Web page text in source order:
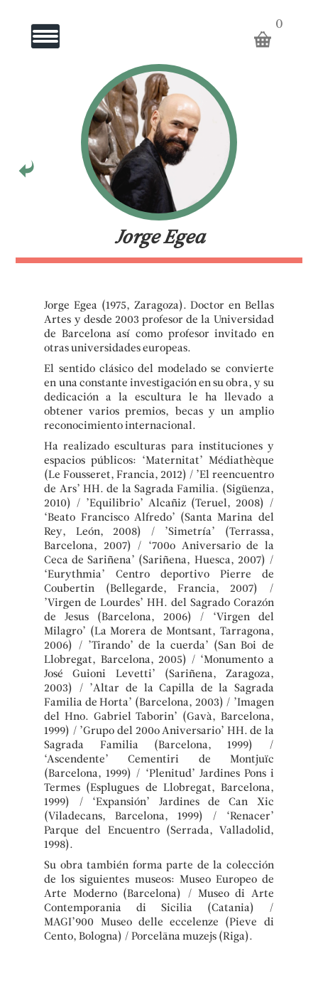
Toggle Navigation
GALERÍA
ARTISTAS
0
Jorge Egea
Jorge Egea (1975, Zaragoza). Doctor en Bellas
Artes y desde 2003 profesor de la Universidad
de Barcelona así como profesor invitado en
otras universidades europeas.
El sentido clásico del modelado se convierte
en una constante investigación en su obra, y su
dedicación a la escultura le ha llevado a
obtener varios premios, becas y un amplio
reconocimiento internacional.
Ha realizado esculturas para instituciones y
espacios públicos: ‘Maternitat’ Médiathèque
(Le Fousseret, Francia, 2012) / ’El reencuentro
de Ars’ HH. de la Sagrada Familia. (Sigüenza,
2010) / ’Equilibrio’ Alcañiz (Teruel, 2008) /
‘Beato Francisco Alfredo’ (Santa Marina del
Rey, León, 2008) / ’Simetría’ (Terrassa,
Barcelona, 2007) / ‘700o Aniversario de la
Ceca de Sariñena’ (Sariñena, Huesca, 2007) /
‘Eurythmia’ Centro deportivo Pierre de
Coubertin (Bellegarde, Francia, 2007) /
’Virgen de Lourdes’ HH. del Sagrado Corazón
de Jesus (Barcelona, 2006) / ‘Virgen del
Milagro’ (La Morera de Montsant, Tarragona,
2006) / ’Tirando’ de la cuerda’ (San Boi de
Llobregat, Barcelona, 2005) / ‘Monumento a
José Guioni Levetti’ (Sariñena, Zaragoza,
2003) / ’Altar de la Capilla de la Sagrada
Familia de Horta’ (Barcelona, 2003) / ’Imagen
del Hno. Gabriel Taborin’ (Gavà, Barcelona,
1999) / ’Grupo del 200o Aniversario’ HH. de la
Sagrada Familia (Barcelona, 1999) /
‘Ascendente’ Cementiri de Montjuïc
(Barcelona, 1999) / ‘Plenitud’ Jardines Pons i
Termes (Esplugues de Llobregat, Barcelona,
1999) / ‘Expansión’ Jardines de Can Xic
(Viladecans, Barcelona, 1999) / ‘Renacer’
Parque del Encuentro (Serrada, Valladolid,
1998).
Su obra también forma parte de la colección
de los siguientes museos: Museo Europeo de
Arte Moderno (Barcelona) / Museo di Arte
Contemporania di Sicilia (Catania) /
MAGI’900 Museo delle eccelenze (Pieve di
Cento, Bologna) / Porcelāna muzejs (Riga).